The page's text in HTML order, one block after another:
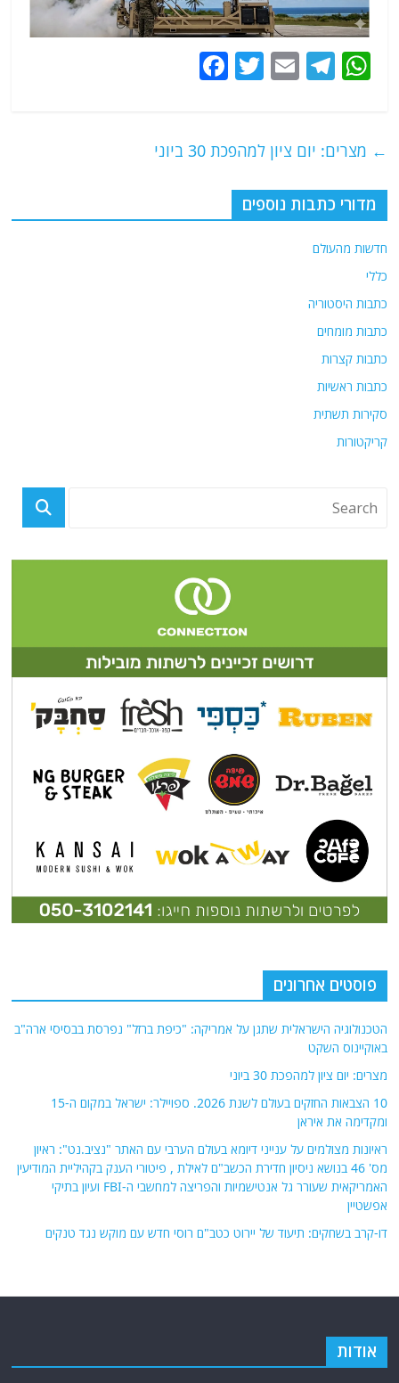
W
s
A
p
p
T
g
ra
m
E
l
T
er
e ← מצרים: יום ציון למהפכת 30 ביוני
מדורי כתבות נוספים
חדשות מהעולם
כללי
כתבות היסטוריה
כתבות מומחים
כתבות קצרות
כתבות ראשיות
סקירות תשתית
קריקטורות
פוסטים אחרונים
הטכנולוגיה הישראלית שתגן על אמריקה: "כיפת ברזל" נפרסת בבסיסי ארה"ב
באוקיינוס השקט
מצרים: יום ציון למהפכת 30 ביוני
10 הצבאות החזקים בעולם לשנת 2026. ספויילר: ישראל במקום ה-15
ומקדימה את איראן
ראיונות מצולמים על ענייני דיומא בעולם הערבי עם האתר "נציב.נט": ראיון
מס' 46 בנושא ניסיון חדירת הכשב"ם לאילת , פיטורי הענק בקהיליית המודיעין
האמריקאית שעורר גל אנטישמיות והפריצה למחשבי ה-FBI ועיון בתיקי
אפשטיין
דו-קרב בשחקים: תיעוד של יירוט כטב"ם רוסי חדש עם מוקש נגד טנקים
אודות